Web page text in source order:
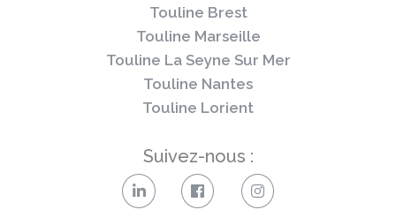
Touline Brest
Touline Marseille
Touline La Seyne Sur Mer
Touline Nantes
Touline Lorient
Suivez-nous :